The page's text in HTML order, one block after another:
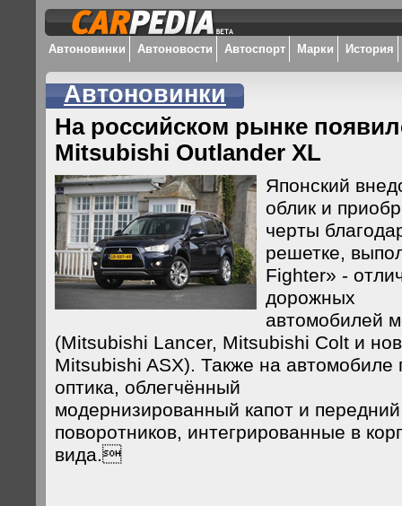
Автоновинки Автоновости Автоспорт Марки История
Автоновинки
На российском рынке
Mitsubishi Outlander XL
Японский
облик и
черты
решетке,
Fighter» -
дорожных
автомобилей
(Mitsubishi Lancer, Mitsubishi Colt и
Mitsubishi ASX). Также на автомобиле
оптика, облегчённый
модернизированный капот и
поворотников, интегрированные в
вида.